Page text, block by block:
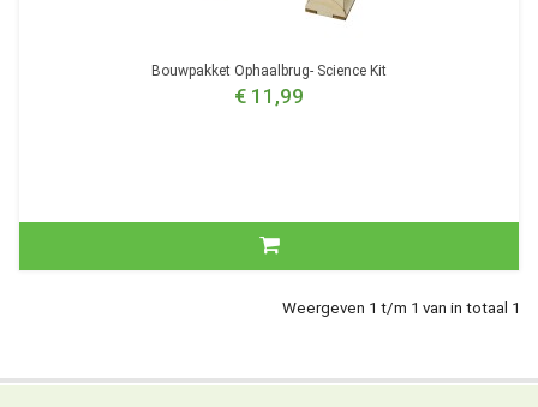
Bouwpakket Ophaalbrug- Science Kit
€ 11,99
Weergeven 1 t/m 1 van in totaal 1